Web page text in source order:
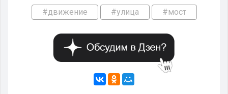
#движение #улица #мост